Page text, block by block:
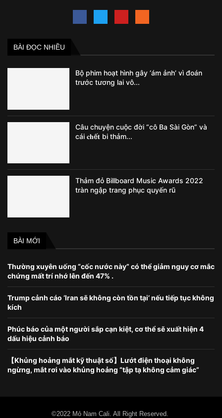
BÀI ĐỌC NHIỀU
Bộ phim hoạt hình gây ‘ám ảnh’ vì đoán
trước tương lai vô...
Câu chuyện cuộc đời “cô Ba Sài Gòn” và
cái 𝐜𝐡ế𝐭 bi thảm...
Thảm đỏ Billboard Music Awards 2022
tràn ngập trang phục quyến rũ
BÀI MỚI
Thường xuyên uống “cốc nước này” có thể giảm nguy cơ mắc
chứng mất trí nhớ lên đến 47% .
Trump cảnh cáo ‘Iran sẽ không còn tồn tại’ nếu tiếp tục không
kích
Phúc báo của một người sắp cạn kiệt, cơ thể sẽ xuất hiện 4
dấu hiệu cảnh báo
【Khủng hoảng mắt kỹ thuật số】Lướt điện thoại không
ngừng, mắt rơi vào khủng hoảng “tập tạ không cảm giác”
©2022 Mỏ Nam Cali. All Right Reserved.